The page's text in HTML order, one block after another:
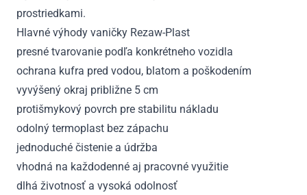
prostriedkami.
Hlavné výhody vaničky Rezaw-Plast
presné tvarovanie podľa konkrétneho vozidla
ochrana kufra pred vodou, blatom a poškodením
vyvýšený okraj približne 5 cm
protišmykový povrch pre stabilitu nákladu
odolný termoplast bez zápachu
jednoduché čistenie a údržba
vhodná na každodenné aj pracovné využitie
dlhá životnosť a vysoká odolnosť